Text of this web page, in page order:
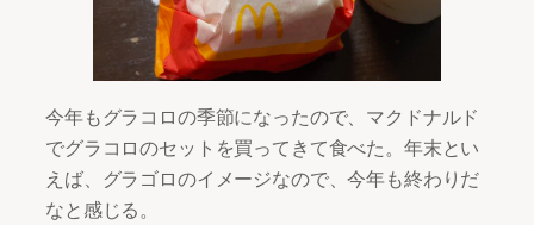
今年もグラコロの季節になったので、マクドナルド
でグラコロのセットを買ってきて食べた。年末とい
えば、グラゴロのイメージなので、今年も終わりだ
なと感じる。